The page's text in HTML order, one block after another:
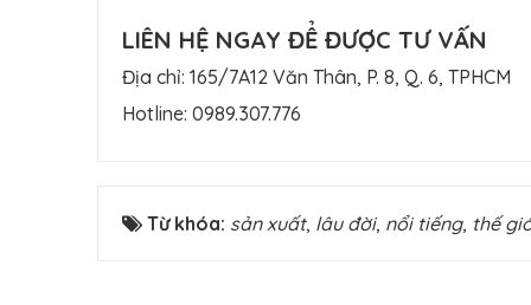
LIÊN HỆ NGAY ĐỂ ĐƯỢC TƯ VẤN
Địa chỉ: 165/7A12 Văn Thân, P. 8, Q. 6, TPHCM
Hotline: 0989.307.776
Từ khóa: sản xuất, lâu đời, nổi tiếng, thế